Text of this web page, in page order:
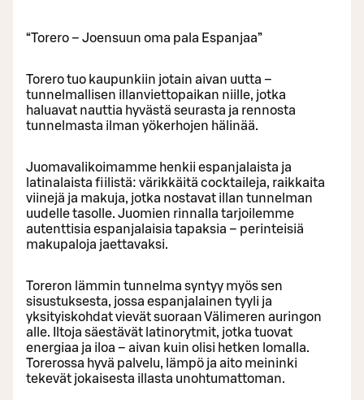
“Torero – Joensuun oma pala Espanjaa”
Torero tuo kaupunkiin jotain aivan uutta –
tunnelmallisen illanviettopaikan niille, jotka
haluavat nauttia hyvästä seurasta ja rennosta
tunnelmasta ilman yökerhojen hälinää.
Juomavalikoimamme henkii espanjalaista ja
latinalaista fiilistä: värikkäitä cocktaileja, raikkaita
viinejä ja makuja, jotka nostavat illan tunnelman
uudelle tasolle. Juomien rinnalla tarjoilemme
autenttisia espanjalaisia tapaksia – perinteisiä
makupaloja jaettavaksi.
Toreron lämmin tunnelma syntyy myös sen
sisustuksesta, jossa espanjalainen tyyli ja
yksityiskohdat vievät suoraan Välimeren auringon
alle. Iltoja säestävät latinorytmit, jotka tuovat
energiaa ja iloa – aivan kuin olisi hetken lomalla.
Torerossa hyvä palvelu, lämpö ja aito meininki
tekevät jokaisesta illasta unohtumattoman.